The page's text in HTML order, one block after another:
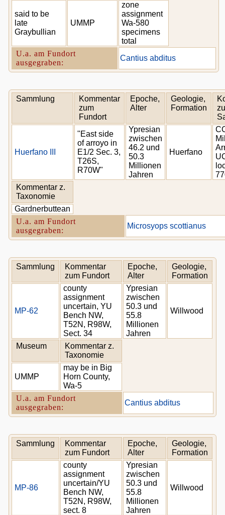
said to be
late
Graybullian
UMMP
zone
assignment
Wa-580
specimens
total
U.a. am Fundort
ausgegraben:
Cantius abditus
Sammlung
Kommentar
zum
Fundort
Epoche,
Alter
Geologie,
Formation
Huerfano III
"East side
of arroyo in
E1/2 Sec. 3,
T26S,
R70W"
Ypresian
zwischen
46.2 und
50.3
Millionen
Jahren
Huerfano
Kommentar z.
Taxonomie
Gardnerbuttean
U.a. am Fundort
ausgegraben:
Microsyops scottianus
Sammlung
Kommentar
zum Fundort
Epoche,
Alter
Geologie,
Formation
MP-62
county
assignment
uncertain, YU
Bench NW,
T52N, R98W,
Sect. 34
Ypresian
zwischen
50.3 und
55.8
Millionen
Jahren
Willwood
Museum
Kommentar z.
Taxonomie
UMMP
may be in Big
Horn County,
Wa-5
U.a. am Fundort
ausgegraben:
Cantius abditus
Sammlung
Kommentar
zum Fundort
Epoche,
Alter
Geologie,
Formation
MP-86
county
assignment
uncertain/YU
Bench NW,
T52N, R98W,
sect. 8
Ypresian
zwischen
50.3 und
55.8
Millionen
Jahren
Willwood